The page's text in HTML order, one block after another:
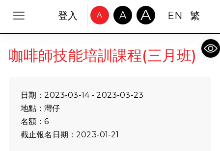
登入 A A A EN 繁
咖啡師技能培訓課程(三月班)
日期：2023-03-14 - 2023-03-23
地點：灣仔
名額：6
截止報名日期：2023-01-21